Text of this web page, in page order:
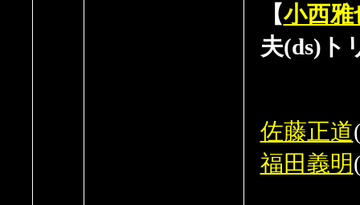
【小西雅
夫(ds)ト
佐藤正道
福田義明